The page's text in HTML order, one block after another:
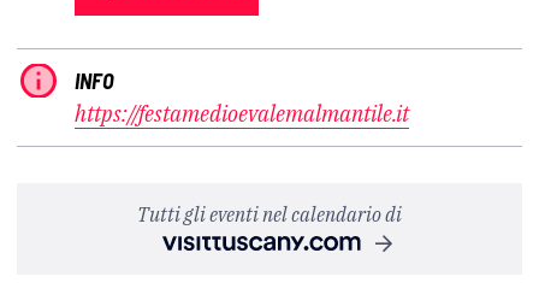
INFO
https://festamedioevalemalmantile.it
Tutti gli eventi nel calendario di